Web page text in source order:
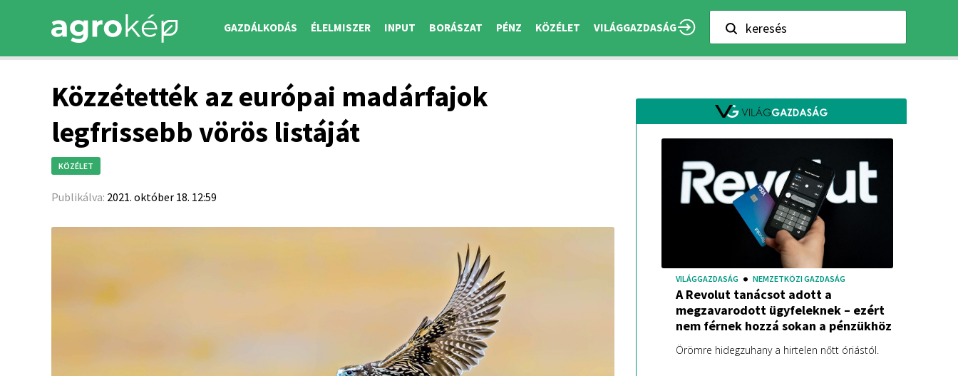
GAZDÁLKODÁS ÉLELMISZER INPUT BORÁSZAT PÉNZ KÖZÉLET VILÁGGAZDASÁG keresés
Közzétették az európai madárfajok
legfrissebb vörös listáját
KÖZÉLET
Publikálva: 2021. október 18. 12:59
VILÁGGAZDASÁG NEMZETKÖZI GAZDASÁG
A Revolut tanácsot adott a
megzavarodott ügyfeleknek – ezért
nem férnek hozzá sokan a pénzükhöz
Örömre hidegzuhany a hirtelen nőtt óriástól.